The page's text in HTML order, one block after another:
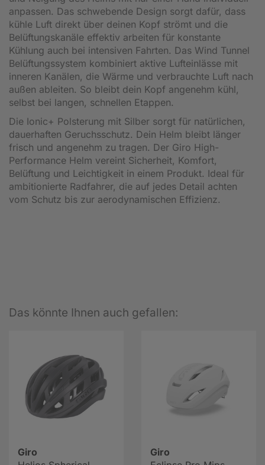
anpassen. Das schwebende Design sorgt dafür, dass
kühle Luft direkt über deinen Kopf strömt und die
Belüftungskanäle effektiv arbeiten für konstante
Kühlung auch bei intensiven Fahrten. Das Wind Tunnel
Belüftungssystem kombiniert aktive Lufteinlässe mit
inneren Kanälen, die Wärme und verbrauchte Luft nach
außen ableiten. So bleibt dein Kopf angenehm kühl,
selbst bei langen, schnellen Etappen.
Die Ionic+ Polsterung mit Silber sorgt für natürlichen,
dauerhaften Geruchsschutz. Dein Helm bleibt länger
frisch und angenehm zu tragen. Der Giro High-
Performance Helm vereint Sicherheit, Komfort,
Belüftung und Leichtigkeit in einem Produkt. Ideal für
ambitionierte Radfahrer, die auf jedes Detail achten
vom Schutz bis zur aerodynamischen Effizienz.
Das könnte Ihnen auch gefallen:
Giro
Giro